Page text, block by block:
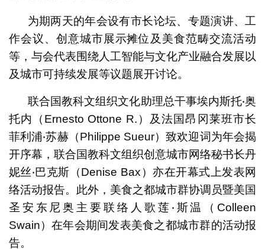
为期两天的年会设有市长论坛、专题演讲、工
作会议、创意城市展示摊位及美食范畴交流活动
等，与会代表围绕人工智能与文化产业融合发展以
及城市可持续发展等议题展开讨论。
联合国教科文组织文化助理总干事埃内斯托‧奥
托内（Ernesto Ottone R.）及法国昂冈莱班市长
菲利浦‧苏赫（Philippe Sueur）致欢迎词为年会揭
开序幕，联合国教科文组织创意城市网络秘书长丹
妮丝‧巴克斯（Denise Bax）亦在开幕式上发表网
络活动报告。此外，美食之都城市群协调员暨美国
圣安东尼奥主要联络人歌莲‧斯温（Colleen
Swain）在年会期间发表美食之都城市群的活动报
告。